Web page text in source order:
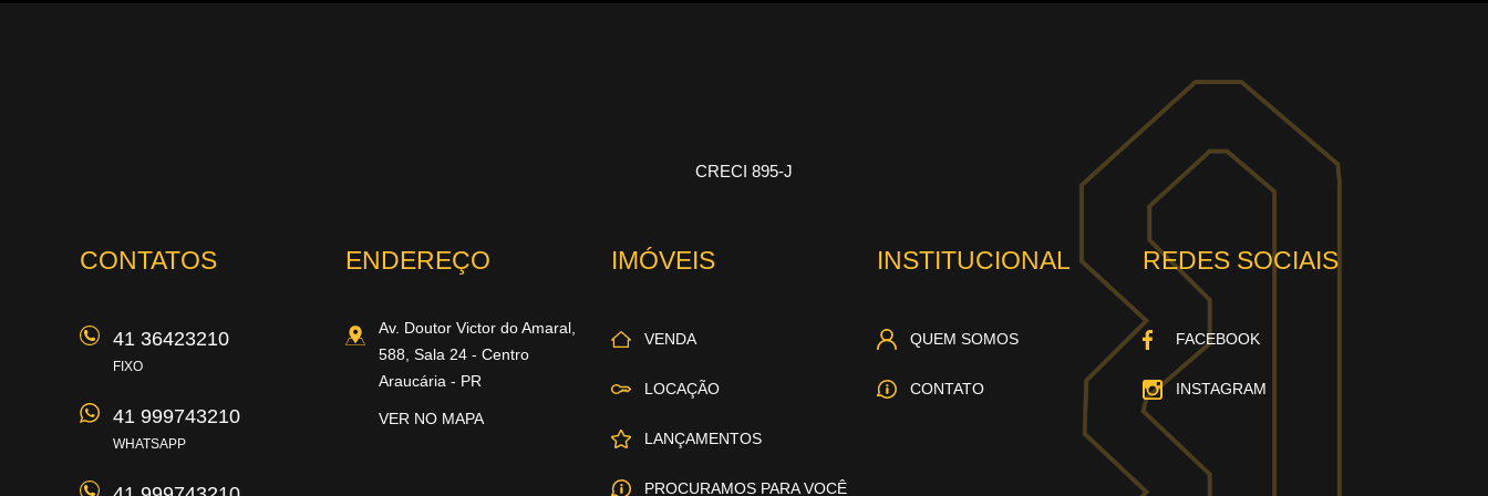
CRECI 895-J
CONTATOS
41 36423210
FIXO
41 999743210
WHATSAPP
ENDEREÇO
Av. Doutor Victor do Amaral,
588, Sala 24 - Centro
Araucária - PR
VER NO MAPA
IMÓVEIS
VENDA
LOCAÇÃO
LANÇAMENTOS
PROCURAMOS PARA VOCÊ
INSTITUCIONAL
QUEM SOMOS
CONTATO
REDES SOCIAIS
FACEBOOK
INSTAGRAM